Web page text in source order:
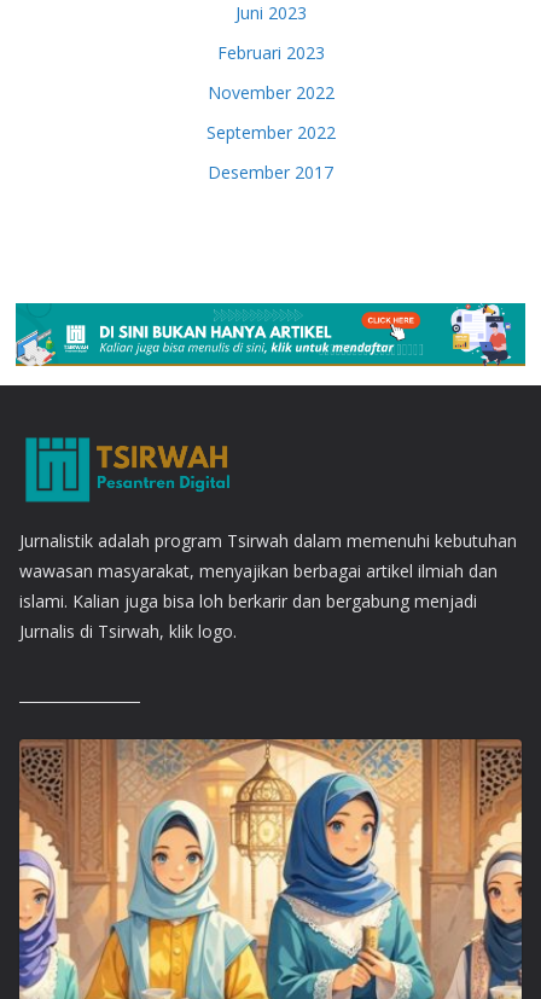
Juni 2023
Februari 2023
November 2022
September 2022
Desember 2017
Jurnalistik adalah program Tsirwah dalam memenuhi kebutuhan
wawasan masyarakat, menyajikan berbagai artikel ilmiah dan
islami. Kalian juga bisa loh berkarir dan bergabung menjadi
Jurnalis di Tsirwah, klik logo.